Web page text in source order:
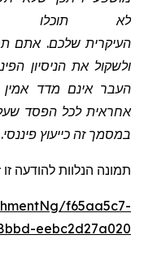
לא תוכלו
העיקרית שלכם. אתם
ולשקול את הניסיון
אחראית לכל הפסד
במסמך זה כייעוץ
תמונה הנלוות להודעה זו
f65aa5c7-
eebc2d27a020